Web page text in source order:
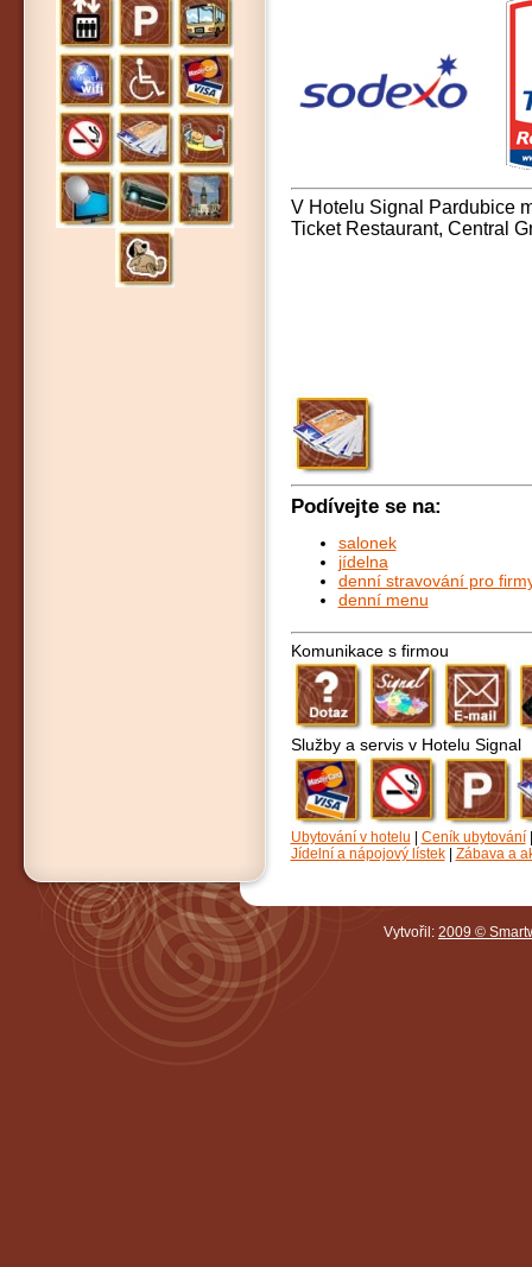
V Hotelu Signal Pardubice
Ticket Restaurant, Central
Podívejte se na:
salonek
jídelna
denní stravování pro
denní menu
Komunikace s firmou
Služby a servis v Hotelu Signal
Ubytování v hotelu Ceník ubytování
Jídelní a nápojový lístek| Zábava a
Vytvořil: 2009 ©